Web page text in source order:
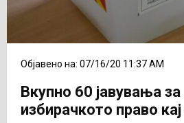
Објавено на: 07/16/20 11:37 AM
Вкупно 60 јавувања
избирачкото право